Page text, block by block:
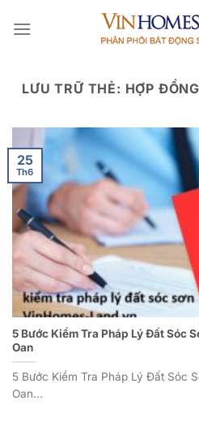
qua
LƯU TRỮ THẺ: HỢP
5 Bước Kiểm Tra Pháp Lý Đất Sóc
Oan
5 Bước Kiểm Tra Pháp Lý Đất Sóc
Oan...
25
Th6